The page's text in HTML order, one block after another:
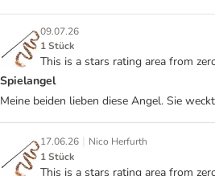
09.07.26
1 Stück
This is a stars rating area from
Spielangel
Meine beiden lieben diese Angel. Sie
17.06.26 | Nico Herfurth
1 Stück
This is a stars rating area from